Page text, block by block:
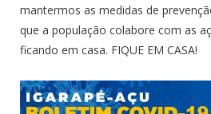
mantermos as medidas de
que a população colabore com as
ficando em casa. FIQUE EM CASA!